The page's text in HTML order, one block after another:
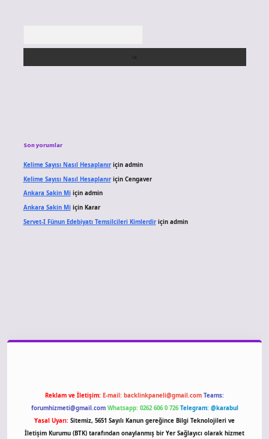
Son yorumlar
Kelime Sayısı Nasıl Hesaplanıriçin admin
Kelime Sayısı Nasıl Hesaplanıriçin Cengaver
Ankara Sakin Miiçin admin
Ankara Sakin Miiçin Karar
Servet-I Fünun Edebiyatı Temsilcileri Kimlerdiriçin admin
Reklam ve İletişim: E-mail: backlinkpaneli@gmail.com Teams:
forumhizmeti@gmail.com Whatsapp: 0262 606 0 726 Telegram: @karabul
Yasal Uyarı: Sitemiz, 5651 Sayılı Kanun gereğince Bilgi Teknolojileri ve
İletişim Kurumu (BTK) tarafından onaylanmış bir Yer Sağlayıcı olarak hizmet